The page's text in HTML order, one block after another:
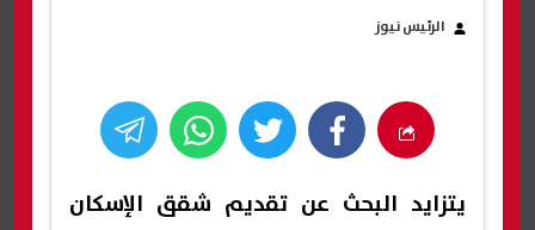
الرئيس نيوز
يتزايد البحث عن تقديم شقق الإسكان